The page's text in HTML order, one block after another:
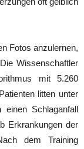
Fotos anzulernen,
Wissenschaftler
mit 5.260
litten unter
Schlaganfall
Erkrankungen der
dem Training